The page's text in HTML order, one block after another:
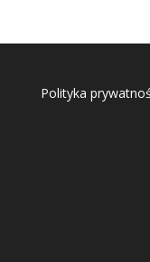
Polityka